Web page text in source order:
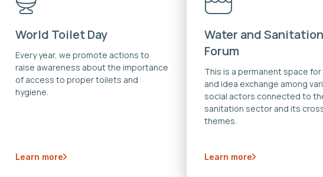
World Toilet Day
Every year, we promote actions to
raise awareness about the importance
of access to proper toilets and
hygiene.
Learn more
Water and Sanitation
Forum
This is a permanent space
and idea exchange among
social actors connected to
sanitation sector and its
themes.
Learn more